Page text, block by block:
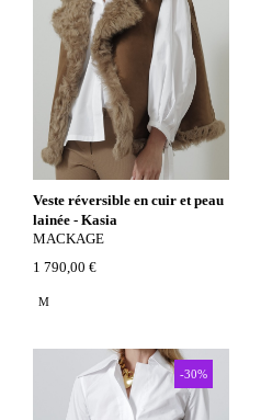
Veste réversible en cuir et peau
lainée - Kasia
MACKAGE
1 790,00 €
M
-30%